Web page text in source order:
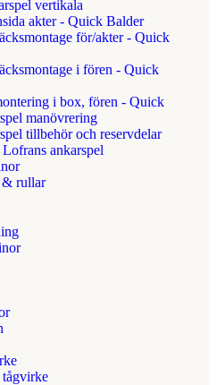
vertikala
akter - Quick Balder
för/akter - Quick
i fören - Quick
i box, fören - Quick
manövrering
tillbehör och reservdelar
ankarspel
& rullar